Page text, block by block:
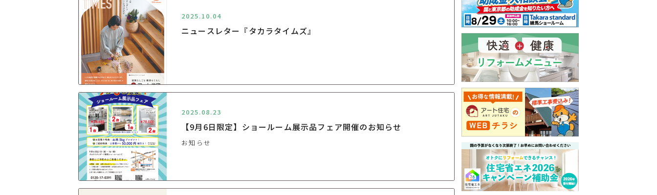
2025.10.04
ニュースレター『タカラタイムズ』
2025.08.23
【9月6日限定】ショールーム展示品フェア開催のお知らせ
お知らせ